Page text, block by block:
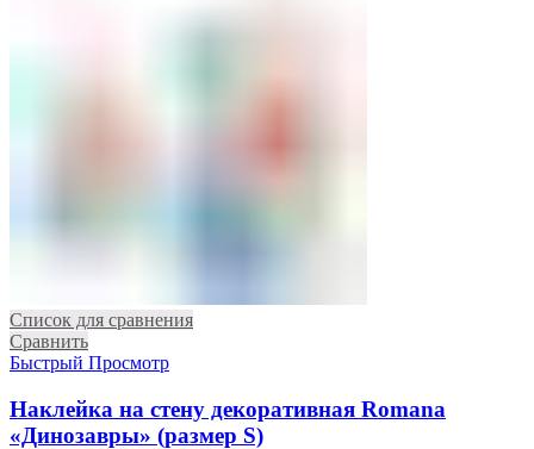
Список для сравнения
Сравнить
Быстрый Просмотр
Наклейка на стену декоративная Romana
«Динозавры» (размер S)